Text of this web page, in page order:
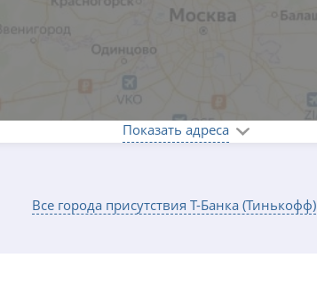
Показать адреса
Все города присутствия Т-Банка (Тинькофф)